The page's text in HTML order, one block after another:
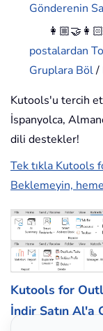
Gönderenin
👩🏼‍🤝‍👩🏻
postalardan
Gruplara Böl/
Kutools'u tercih
İspanyolca,
dili destekler!
Tek tıkla Kutools
Beklemeyin,
Kutools for
İndir Satın Al'a